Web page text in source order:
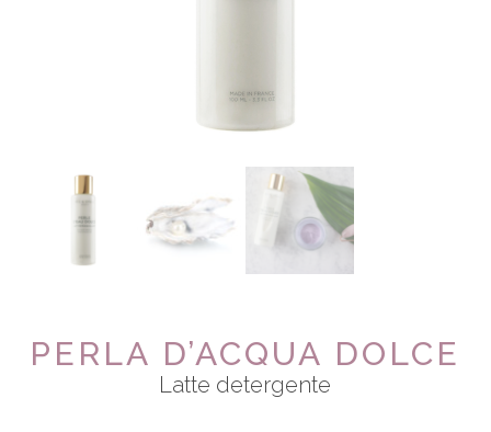
PERLA D’ACQUA DOLCE
Latte detergente